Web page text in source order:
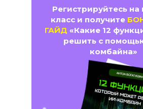
Регистрируйтесь на
класс и получите
ГАЙД «Какие 12
решить с
комбайна»